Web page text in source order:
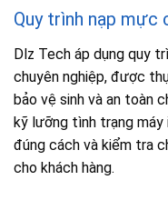
Quy trình nạp mực
Dlz Tech áp dụng quy
chuyên nghiệp, được
bảo vệ sinh và an toàn
kỹ lưỡng tình trạng máy
đúng cách và kiểm tra
cho khách hàng.